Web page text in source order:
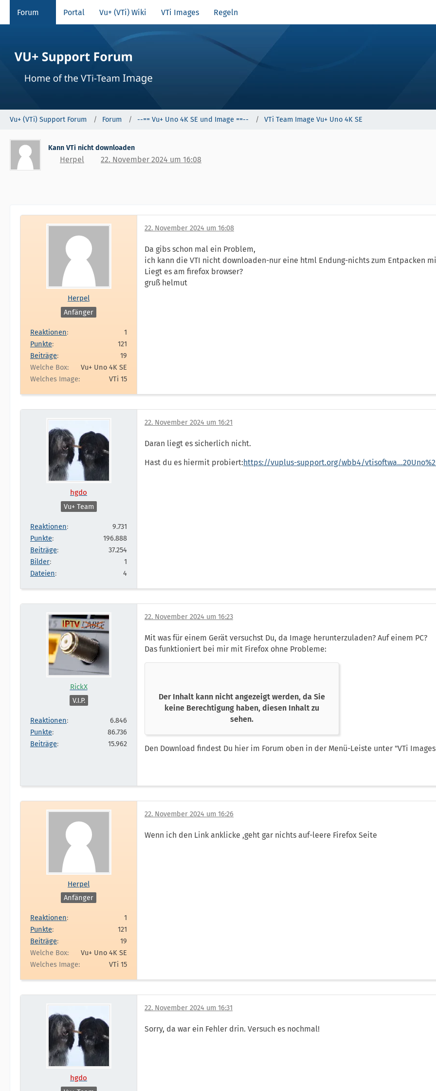
Forum Portal Vu+ (VTi) Wiki VTi Images Regeln
Vu+ (VTi) Support Forum Forum --== Vu+ Uno 4K SE und Image ==-- VTi Team Image Vu+ Uno 4K SE
Kann VTi nicht downloaden
Herpel 22. November 2024 um 16:08
Herpel
Anfänger
Reaktionen
1
Punkte
121
Beiträge
19
Welche Box
Vu+ Uno 4K SE
Welches Image
VTi 15
22. November 2024 um 16:08
Da gibs schon mal ein Problem,
ich kann die VTI nicht downloaden-nur eine html Endung-nichts zum Entpacken
Liegt es am firefox browser?
gruß helmut
hgdo
Vu+ Team
Reaktionen
9.731
Punkte
196.888
Beiträge
37.254
Bilder
1
Dateien
4
22. November 2024 um 16:21
Daran liegt es sicherlich nicht.
Hast du es hiermit probiert:https://vuplus-support.org/wbb4/
RickX
V.I.P.
Reaktionen
6.846
Punkte
86.736
Beiträge
15.962
22. November 2024 um 16:23
Mit was für einem Gerät versuchst Du, da Image herunterzuladen? Auf einem PC?
Das funktioniert bei mir mit Firefox ohne Probleme:
Der Inhalt kann nicht angezeigt werden, da Sie
keine Berechtigung haben, diesen Inhalt zu
sehen.
Den Download findest Du hier im Forum oben in der Menü-Leiste unter "VTi
Herpel
Anfänger
Reaktionen
1
Punkte
121
Beiträge
19
Welche Box
Vu+ Uno 4K SE
Welches Image
VTi 15
22. November 2024 um 16:26
Wenn ich den Link anklicke ,geht gar nichts auf-leere Firefox Seite
hgdo
22. November 2024 um 16:31
Sorry, da war ein Fehler drin. Versuch es nochmal!